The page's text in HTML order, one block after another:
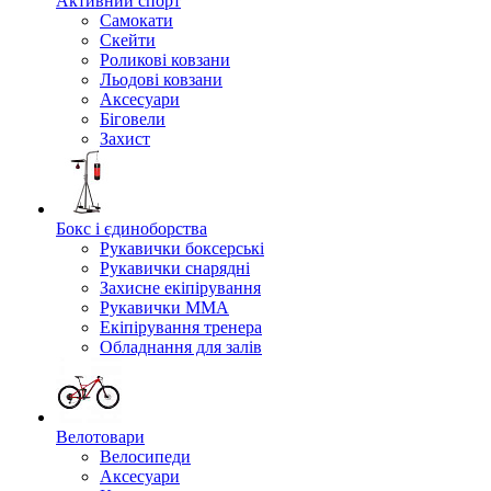
Самокати
Скейти
Роликові ковзани
Льодові ковзани
Аксесуари
Біговели
Захист
Бокс і єдиноборства
Рукавички боксерські
Рукавички снарядні
Захисне екіпірування
Рукавички ММА
Екіпірування тренера
Обладнання для залів
Велотовари
Велосипеди
Аксесуари